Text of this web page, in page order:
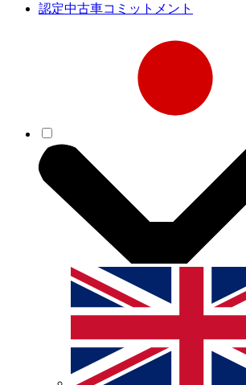
認定中古車コミットメント